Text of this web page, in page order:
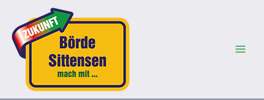
springen